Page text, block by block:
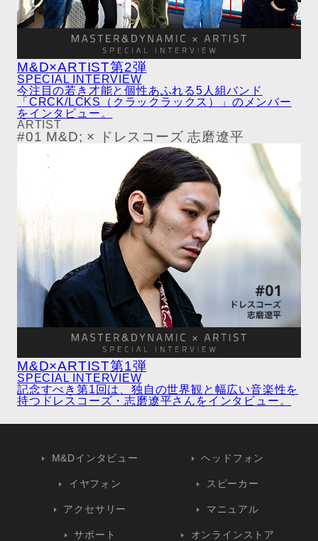
M&D×ARTIST第2弾
SPECIAL INTERVIEW
今注目の若き才能と個性あふれる5人組バンド
「CRCK/LCKS（クラックラックス）」のメンバー
をインタビュー。
ARTIST
#01 M&D; × ドレスコーズ 志磨遼平
M&D×ARTIST第1弾
SPECIAL INTERVIEW
記念すべき第1回は、独自の世界観と幅広い音楽性を
持つドレスコーズ・志磨遼平さんをインタビュー。
M&Dインタビュー ヘッドフォン
イヤフォン スピーカー
アクセサリー マニュアル
サポート オンラインストア